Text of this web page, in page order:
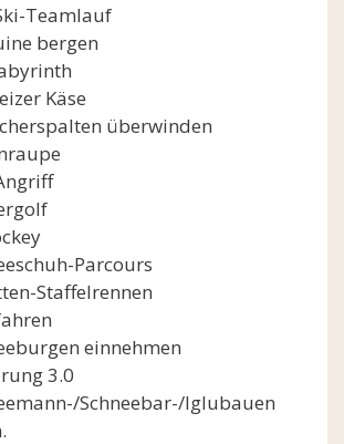
Teamlauf
bergen
Käse
überwinden
Parcours
Staffelrennen
einnehmen
3.0
Schneebar-/Iglubauen